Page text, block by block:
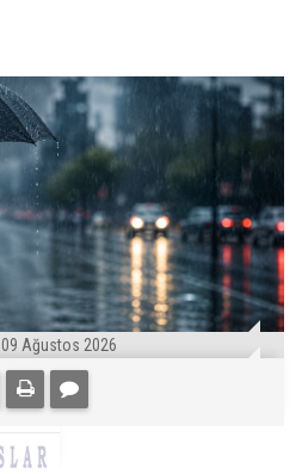
09 Ağustos 2026